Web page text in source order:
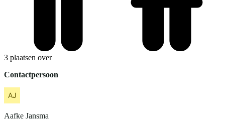
3 plaatsen over
Contactpersoon
Aafke Jansma